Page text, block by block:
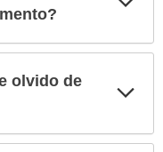
olvido de